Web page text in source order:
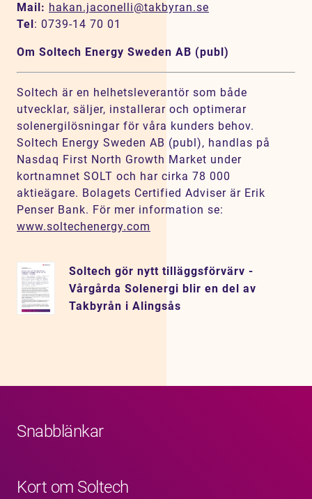
Mail: hakan.jaconelli@takbyran.se
Tel: 0739-14 70 01
Om Soltech Energy Sweden AB (publ)
Soltech är en helhetsleverantör som både
utvecklar, säljer, installerar och optimerar
solenergilösningar för våra kunders behov.
Soltech Energy Sweden AB (publ), handlas på
Nasdaq First North Growth Market under
kortnamnet SOLT och har cirka 78 000
aktieägare. Bolagets Certified Adviser är Erik
Penser Bank. För mer information se:
www.soltechenergy.com
Soltech gör nytt tilläggsförvärv -
Vårgårda Solenergi blir en del av
Takbyrån i Alingsås
Snabblänkar
Kort om Soltech